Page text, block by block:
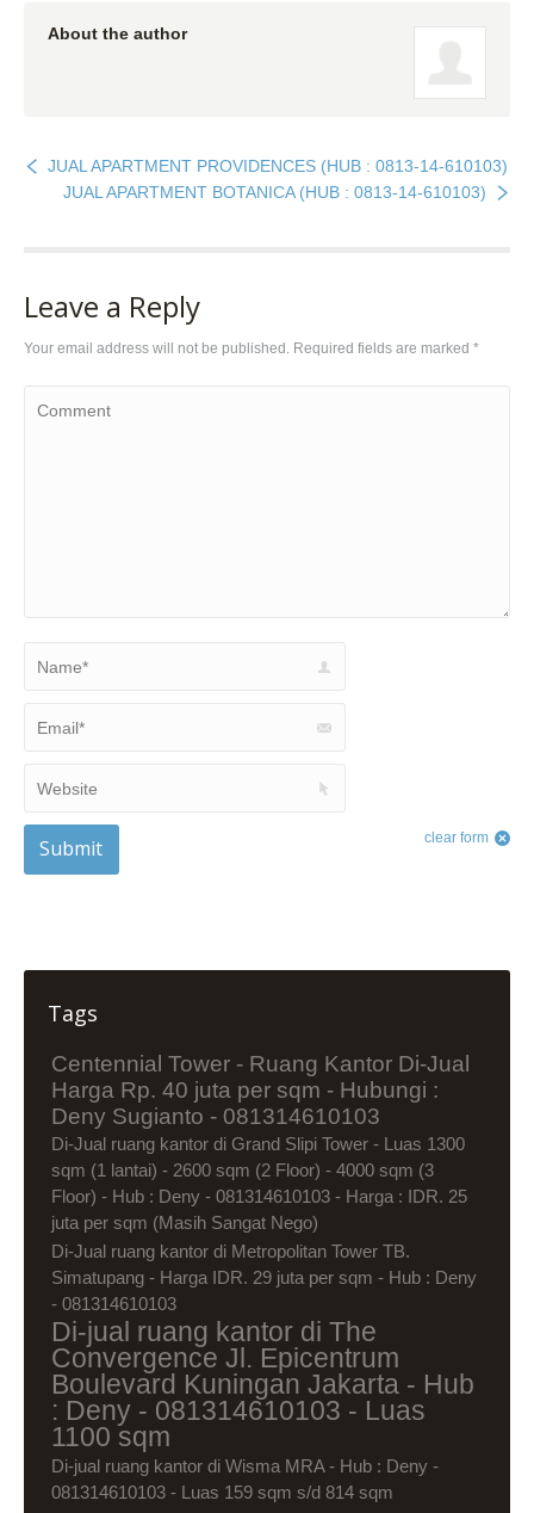
About the author
JUAL APARTMENT PROVIDENCES (HUB : 0813-14-610103)
JUAL APARTMENT BOTANICA (HUB : 0813-14-610103)
Leave a Reply
Your email address will not be published. Required fields are marked *
clear form
Submit
Tags
Centennial Tower - Ruang Kantor Di-Jual
Harga Rp. 40 juta per sqm - Hubungi :
Deny Sugianto - 081314610103
Di-Jual ruang kantor di Grand Slipi Tower - Luas 1300
sqm (1 lantai) - 2600 sqm (2 Floor) - 4000 sqm (3
Floor) - Hub : Deny - 081314610103 - Harga : IDR. 25
juta per sqm (Masih Sangat Nego)
Di-Jual ruang kantor di Metropolitan Tower TB.
Simatupang - Harga IDR. 29 juta per sqm - Hub : Deny
- 081314610103
Di-jual ruang kantor di The
Convergence Jl. Epicentrum
Boulevard Kuningan Jakarta - Hub
: Deny - 081314610103 - Luas
1100 sqm
Di-jual ruang kantor di Wisma MRA - Hub : Deny -
081314610103 - Luas 159 sqm s/d 814 sqm